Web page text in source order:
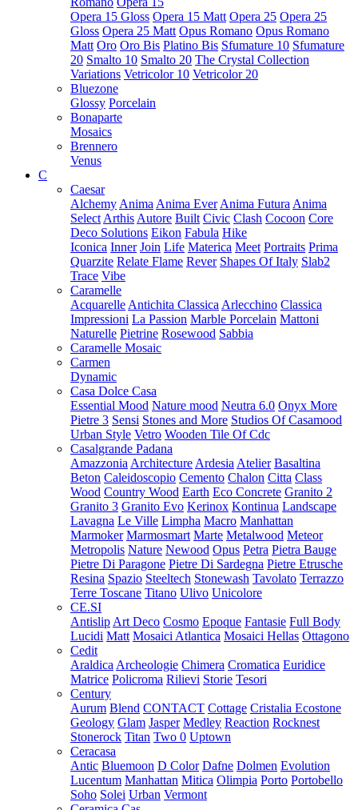
Opera 15 Gloss Opera 15 Matt Opera 25 Opera 25
Gloss Opera 25 Matt Opus Romano Opus Romano
Matt Oro Oro Bis Platino Bis Sfumature 10 Sfumature
20 Smalto 10 Smalto 20 The Crystal Collection
Variations Vetricolor 10 Vetricolor 20
Bluezone
Glossy Porcelain
Bonaparte
Mosaics
Brennero
Venus
C
Caesar
Alchemy Anima Anima Ever Anima Futura Anima
Select Arthis Autore Built Civic Clash Cocoon Core
Deco Solutions Eikon Fabula Hike
Iconica Inner Join Life Materica Meet Portraits Prima
Quarzite Relate Flame Rever Shapes Of Italy Slab2
Trace Vibe
Caramelle
Acquarelle Antichita Classica Arlecchino Classica
Impressioni La Passion Marble Porcelain Mattoni
Naturelle Pietrine Rosewood Sabbia
Caramelle Mosaic
Carmen
Dynamic
Casa Dolce Casa
Essential Mood Nature mood Neutra 6.0 Onyx More
Pietre 3 Sensi Stones and More Studios Of Casamood
Urban Style Vetro Wooden Tile Of Cdc
Casalgrande Padana
Amazzonia Architecture Ardesia Atelier Basaltina
Beton Caleidoscopio Cemento Chalon Citta Class
Wood Country Wood Earth Eco Concrete Granito 2
Granito 3 Granito Evo Kerinox Kontinua Landscape
Lavagna Le Ville Limpha Macro Manhattan
Marmoker Marmosmart Marte Metalwood Meteor
Metropolis Nature Newood Opus Petra Pietra Bauge
Pietre Di Paragone Pietre Di Sardegna Pietre Etrusche
Resina Spazio Steeltech Stonewash Tavolato Terrazzo
Terre Toscane Titano Ulivo Unicolore
CE.SI
Antislip Art Deco Cosmo Epoque Fantasie Full Body
Lucidi Matt Mosaici Atlantica Mosaici Hellas Ottagono
Cedit
Araldica Archeologie Chimera Cromatica Euridice
Matrice Policroma Rilievi Storie Tesori
Century
Aurum Blend CONTACT Cottage Cristalia Ecostone
Geology Glam Jasper Medley Reaction Rocknest
Stonerock Titan Two 0 Uptown
Ceracasa
Antic Bluemoon D Color Dafne Dolmen Evolution
Lucentum Manhattan Mitica Olimpia Porto Portobello
Soho Solei Urban Vermont